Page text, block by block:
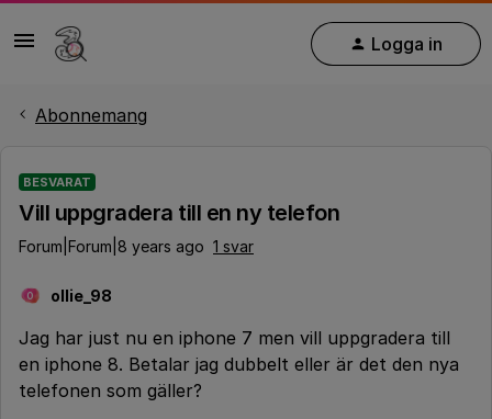
Logga in
Abonnemang
BESVARAT
Vill uppgradera till en ny telefon
Forum|Forum|8 years ago 1 svar
O ollie_98
Jag har just nu en iphone 7 men vill uppgradera till
en iphone 8. Betalar jag dubbelt eller är det den nya
telefonen som gäller?